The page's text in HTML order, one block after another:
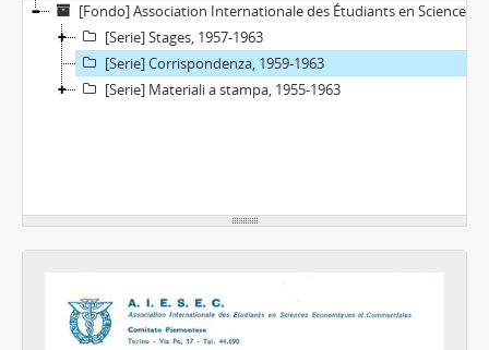
[Fondo] Association Internationale des Étudiants en Sciences Économiques et Commerciales - Comitato piemontese, 1955-1963
[Serie] Stages, 1957-1963
[Serie] Corrispondenza, 1959-1963
[Serie] Materiali a stampa, 1955-1963